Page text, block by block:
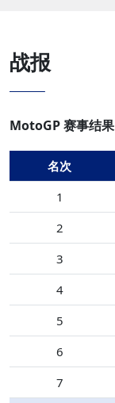
战报
MotoGP 赛事结果
名次
1
2
3
4
5
6
7